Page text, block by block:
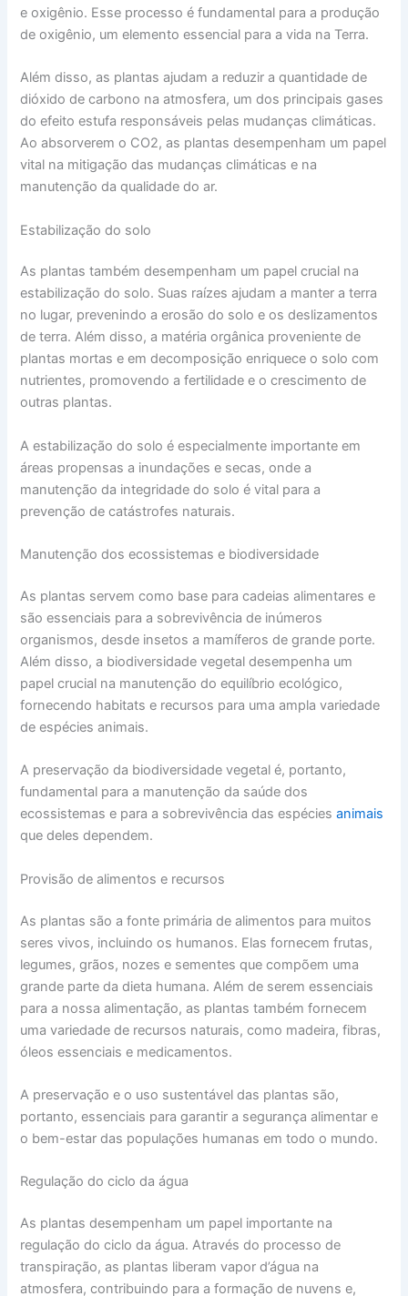
e oxigênio. Esse processo é fundamental para a produção
de oxigênio, um elemento essencial para a vida na Terra.
Além disso, as plantas ajudam a reduzir a quantidade de
dióxido de carbono na atmosfera, um dos principais gases
do efeito estufa responsáveis pelas mudanças climáticas.
Ao absorverem o CO2, as plantas desempenham um papel
vital na mitigação das mudanças climáticas e na
manutenção da qualidade do ar.
Estabilização do solo
As plantas também desempenham um papel crucial na
estabilização do solo. Suas raízes ajudam a manter a terra
no lugar, prevenindo a erosão do solo e os deslizamentos
de terra. Além disso, a matéria orgânica proveniente de
plantas mortas e em decomposição enriquece o solo com
nutrientes, promovendo a fertilidade e o crescimento de
outras plantas.
A estabilização do solo é especialmente importante em
áreas propensas a inundações e secas, onde a
manutenção da integridade do solo é vital para a
prevenção de catástrofes naturais.
Manutenção dos ecossistemas e biodiversidade
As plantas servem como base para cadeias alimentares e
são essenciais para a sobrevivência de inúmeros
organismos, desde insetos a mamíferos de grande porte.
Além disso, a biodiversidade vegetal desempenha um
papel crucial na manutenção do equilíbrio ecológico,
fornecendo habitats e recursos para uma ampla variedade
de espécies animais.
A preservação da biodiversidade vegetal é, portanto,
fundamental para a manutenção da saúde dos
ecossistemas e para a sobrevivência das espéciesanimais
que deles dependem.
Provisão de alimentos e recursos
As plantas são a fonte primária de alimentos para muitos
seres vivos, incluindo os humanos. Elas fornecem frutas,
legumes, grãos, nozes e sementes que compõem uma
grande parte da dieta humana. Além de serem essenciais
para a nossa alimentação, as plantas também fornecem
uma variedade de recursos naturais, como madeira, fibras,
óleos essenciais e medicamentos.
A preservação e o uso sustentável das plantas são,
portanto, essenciais para garantir a segurança alimentar e
o bem-estar das populações humanas em todo o mundo.
Regulação do ciclo da água
As plantas desempenham um papel importante na
regulação do ciclo da água. Através do processo de
transpiração, as plantas liberam vapor d’água na
atmosfera, contribuindo para a formação de nuvens e,